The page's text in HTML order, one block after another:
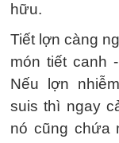
hữu.
Tiết lợn càng
món tiết canh
Nếu lợn
suis thì ngay
nó cũng chứa